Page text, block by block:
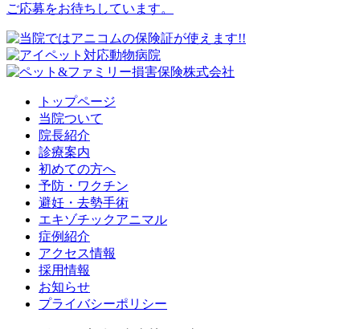
ご応募をお待ちしています。
トップページ
当院ついて
院長紹介
診療案内
初めての方へ
予防・ワクチン
避妊・去勢手術
エキゾチックアニマル
症例紹介
アクセス情報
採用情報
お知らせ
プライバシーポリシー